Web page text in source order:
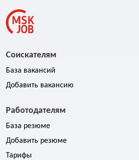
Соискателям
База вакансий
Добавить вакансию
Работодателям
База резюме
Добавить резюме
Тарифы